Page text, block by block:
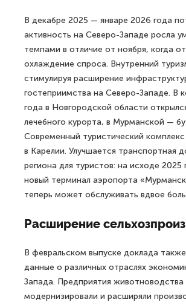
В декабре 2025 — январе 2026 года
активность на Северо-Западе росла
темпами в отличие от ноября, когда
охлаждение спроса. Внутренний
стимулируя расширение
гостеприимства на Северо-Западе. В
года в Новгородской области
лечебного курорта, в Мурманской —
Современный туристический
в Карелии. Улучшается транспортная
региона для туристов: на исходе 2025
новый терминал аэропорта
теперь может обслуживать вдвое
Расширение
В февральском выпуске доклада
данные о различных отраслях
Запада. Предприятия животноводства
модернизировали и расширяли